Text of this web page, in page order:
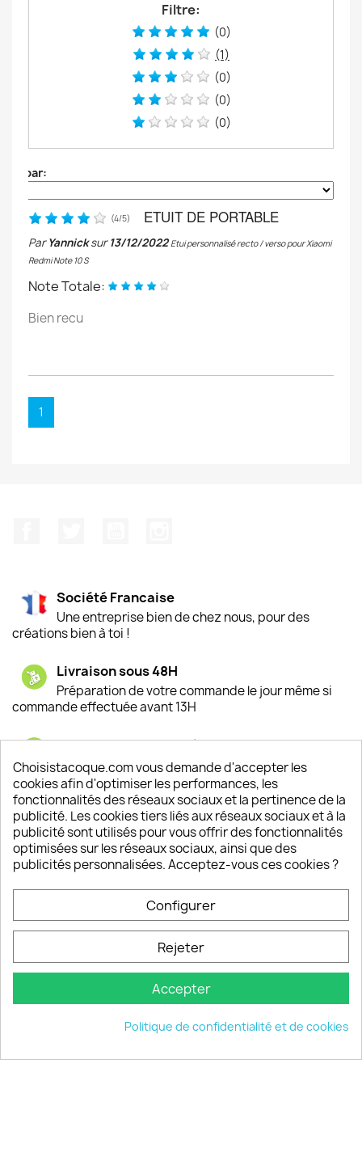
Filtre:
(0)
(1)
(0)
(0)
(0)
par:
(4/5) ETUIT DE PORTABLE
ParYannicksur13/12/2022 Etui personnalisé recto / verso pour Xiaomi
Redmi Note 10 S
Note Totale:
Bien recu
1
Société Francaise
Une entreprise bien de chez nous, pour des
créations bien à toi !
Livraison sous 48H
Préparation de votre commande le jour même si
commande effectuée avant 13H
Satisfaction de nos clients
Depuis 2009, entre 92% et 94% de nos clients
sont satisfaits de nos produits
Un SAV à votre écoute
Notre SAV est disponible 6/7J de 10h à 18H
keyboard_arrow_down
© 2026 - choisistacoque.com
Choisistacoque.com vous demande d'accepter les
cookies afin d'optimiser les performances, les
fonctionnalités des réseaux sociaux et la pertinence de la
publicité. Les cookies tiers liés aux réseaux sociaux et à la
publicité sont utilisés pour vous offrir des fonctionnalités
optimisées sur les réseaux sociaux, ainsi que des
publicités personnalisées. Acceptez-vous ces cookies ?
Configurer
Rejeter
Accepter
Politique de confidentialité et de cookies